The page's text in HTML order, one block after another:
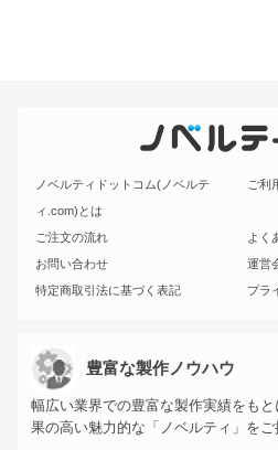
ノベルティドットコム(ノベルテ
ィ.com)とは
ご利
ご注文の流れ
よく
お問い合わせ
運営
特定商取引法に基づく表記
プラ
豊富な製作ノウハウ
幅広い業界での豊富な製作実績をも
果の高い魅力的な「ノベルティ」をご